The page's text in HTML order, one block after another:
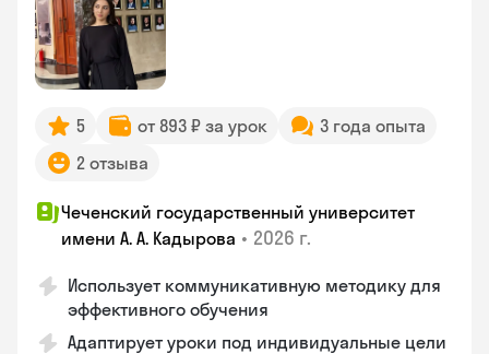
5 от 893 ₽ за урок
3 года опыта
2 отзыва
Чеченский государственный университет
имени А. А. Кадырова • 2026 г.
Использует коммуникативную методику для
эффективного обучения
Адаптирует уроки под индивидуальные цели